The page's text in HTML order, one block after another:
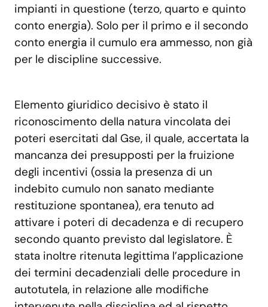
impianti in questione (terzo, quarto e quinto
conto energia). Solo per il primo e il secondo
conto energia il cumulo era ammesso, non già
per le discipline successive.
Elemento giuridico decisivo è stato il
riconoscimento della natura vincolata dei
poteri esercitati dal Gse, il quale, accertata la
mancanza dei presupposti per la fruizione
degli incentivi (ossia la presenza di un
indebito cumulo non sanato mediante
restituzione spontanea), era tenuto ad
attivare i poteri di decadenza e di recupero
secondo quanto previsto dal legislatore. È
stata inoltre ritenuta legittima l’applicazione
dei termini decadenziali delle procedure in
autotutela, in relazione alle modifiche